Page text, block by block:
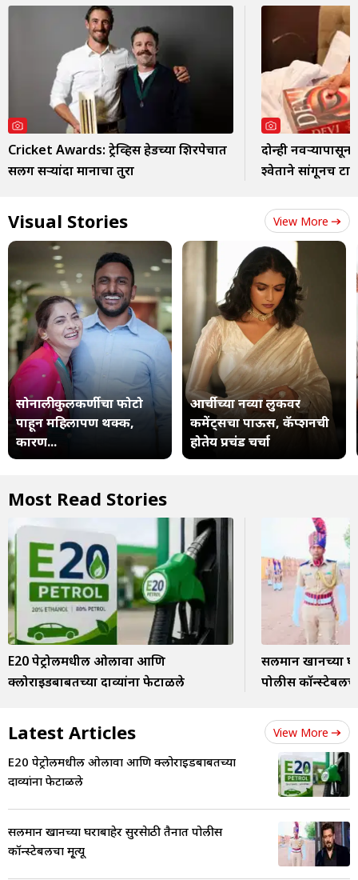
Cricket Awards: ट्रेव्हिस हेडच्या शिरपेचात
सलग दुसऱ्यांदा मानाचा तुरा
दोन्ही
श्वेताने सांगूनच
Visual Stories View More
सोनाली कुलकर्णीचा फोटो
पाहून महिलापण थक्क,
कारण...
आर्चीच्या नव्या लुकवर
कमेंट्सचा पाऊस, कॅप्शनची
होतेय प्रचंड चर्चा
Most Read Stories
E20 पेट्रोलमधील ओलावा आणि
क्लोराइडबाबतच्या दाव्यांना फेटाळले
सलमान खानच्या
पोलीस
Latest Articles View More
E20 पेट्रोलमधील ओलावा आणि क्लोराइडबाबतच्या
दाव्यांना फेटाळले
सलमान खानच्या घराबाहेर सुरक्षेसाठी तैनात पोलीस
कॉन्स्टेबलचा मृ्त्यू